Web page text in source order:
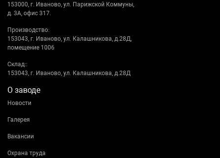
153000, г. Иваново, ул. Парижской Коммуны,
д. 3А, офис 317.
Производство:
153043, г. Иваново, ул. Калашникова, д.28Д,
помещение 1006
Склад::
153043, г. Иваново, ул. Калашникова, д.28Д
О заводе
Новости
Галерея
Вакансии
Охрана труда